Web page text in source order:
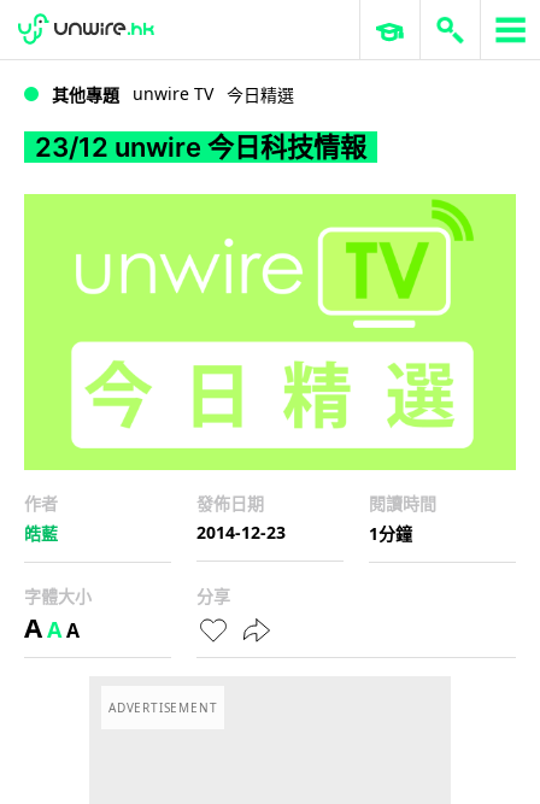
23/12 unwire 今日科技情報
WWDC 2026 ERP 與商業 AI
其他專題 unwire TV 今日精選
23/12 unwire 今日科技情報
作者
皓藍
發佈日期
2014-12-23
閱讀時間
1分鐘
字體大小
AAA
分享
ADVERTISEMENT